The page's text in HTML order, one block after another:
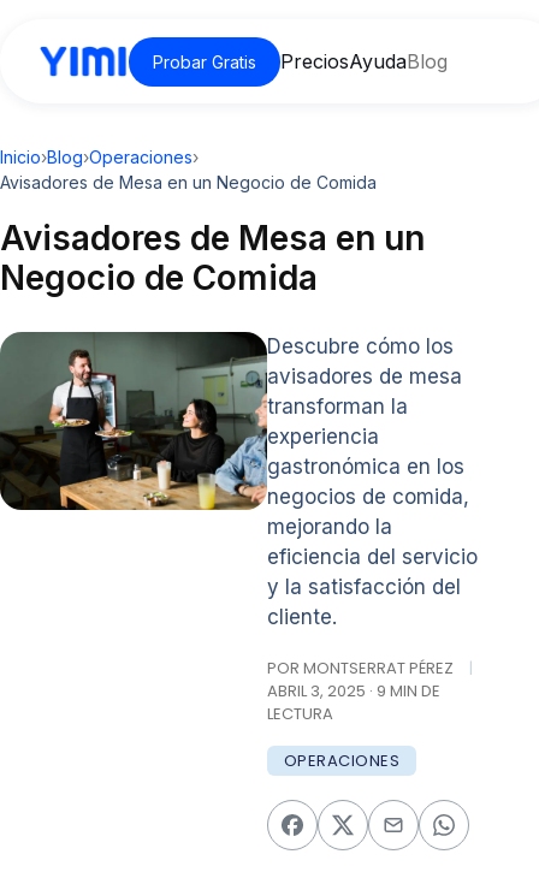
Probar Gratis PreciosAyudaBlog
Inicio›Blog›Operaciones›
Avisadores de Mesa en un Negocio de Comida
Avisadores de Mesa en un
Negocio de Comida
Descubre cómo los
avisadores de mesa
transforman la
experiencia
gastronómica en los
negocios de comida,
mejorando la
eficiencia del servicio
y la satisfacción del
cliente.
POR MONTSERRAT PÉREZ
|
ABRIL 3, 2025 · 9 MIN DE
LECTURA
OPERACIONES